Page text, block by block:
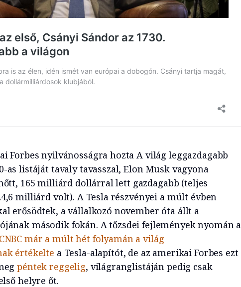
Forbes nyilvánosságra hozta A világ leggazdagabb
as listáját tavaly tavasszal, Elon Musk vagyona
165 milliárd dollárral lett gazdagabb (teljes
milliárd volt). A Tesla részvényei a múlt évben
erősödtek, a vállalkozó november óta állt a
második fokán. A tőzsdei fejlemények nyomán a
már a múlt hét folyamán a világ
értékelte a Tesla-alapítót, de az amerikai Forbes ezt
péntek reggelig, világranglistáján pedig csak
helyre őt.